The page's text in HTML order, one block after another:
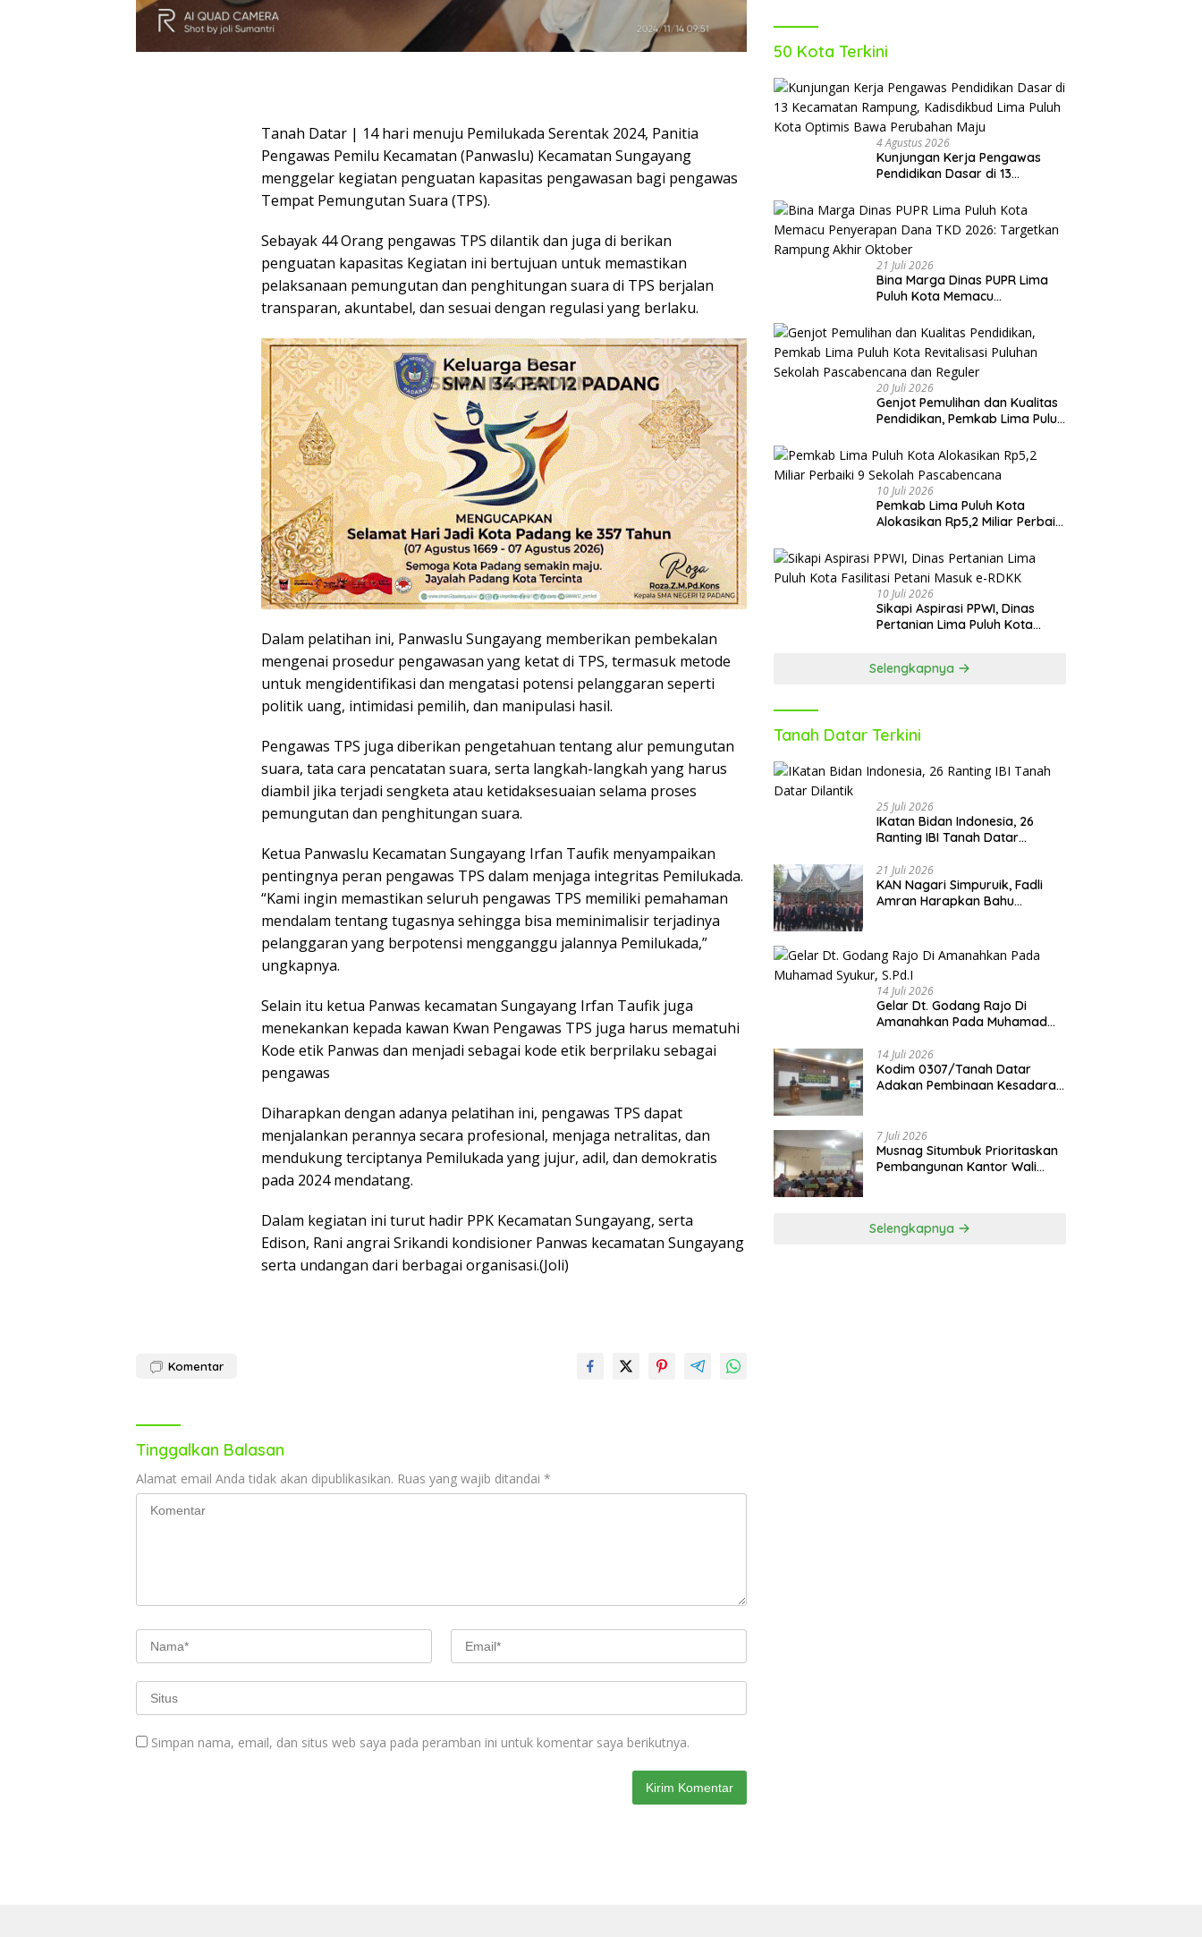
Tanah Datar | 14 hari menuju Pemilukada Serentak 2024, Panitia
Pengawas Pemilu Kecamatan (Panwaslu) Kecamatan Sungayang
menggelar kegiatan penguatan kapasitas pengawasan bagi pengawas
Tempat Pemungutan Suara (TPS).
Sebayak 44 Orang pengawas TPS dilantik dan juga di berikan
penguatan kapasitas Kegiatan ini bertujuan untuk memastikan
pelaksanaan pemungutan dan penghitungan suara di TPS berjalan
transparan, akuntabel, dan sesuai dengan regulasi yang berlaku.
Dalam pelatihan ini, Panwaslu Sungayang memberikan pembekalan
mengenai prosedur pengawasan yang ketat di TPS, termasuk metode
untuk mengidentifikasi dan mengatasi potensi pelanggaran seperti
politik uang, intimidasi pemilih, dan manipulasi hasil.
Pengawas TPS juga diberikan pengetahuan tentang alur pemungutan
suara, tata cara pencatatan suara, serta langkah-langkah yang harus
diambil jika terjadi sengketa atau ketidaksesuaian selama proses
pemungutan dan penghitungan suara.
Ketua Panwaslu Kecamatan Sungayang Irfan Taufik menyampaikan
pentingnya peran pengawas TPS dalam menjaga integritas Pemilukada.
“Kami ingin memastikan seluruh pengawas TPS memiliki pemahaman
mendalam tentang tugasnya sehingga bisa meminimalisir terjadinya
pelanggaran yang berpotensi mengganggu jalannya Pemilukada,”
ungkapnya.
Selain itu ketua Panwas kecamatan Sungayang Irfan Taufik juga
menekankan kepada kawan Kwan Pengawas TPS juga harus mematuhi
Kode etik Panwas dan menjadi sebagai kode etik berprilaku sebagai
pengawas
Diharapkan dengan adanya pelatihan ini, pengawas TPS dapat
menjalankan perannya secara profesional, menjaga netralitas, dan
mendukung terciptanya Pemilukada yang jujur, adil, dan demokratis
pada 2024 mendatang.
Dalam kegiatan ini turut hadir PPK Kecamatan Sungayang, serta
Edison, Rani angrai Srikandi kondisioner Panwas kecamatan Sungayang
serta undangan dari berbagai organisasi.(Joli)
Komentar
Tinggalkan Balasan
Alamat email Anda tidak akan dipublikasikan. Ruas yang wajib ditandai *
Simpan nama, email, dan situs web saya pada peramban ini untuk komentar saya berikutnya.
50 Kota Terkini
4 Agustus 2026
Kunjungan Kerja Pengawas
Pendidikan Dasar di 13
Kadisdikbud Lima Puluh Kota
Optimis Bawa Perubahan Maju
21 Juli 2026
Bina Marga Dinas PUPR Lima
Puluh Kota Memacu
Targetkan Rampung Akhir
Oktober
20 Juli 2026
Genjot Pemulihan dan Kualitas
Pendidikan, Pemkab Lima Puluh
Sekolah Pascabencana dan
Reguler
10 Juli 2026
Pemkab Lima Puluh Kota
Alokasikan Rp5,2 Miliar Perbaiki
10 Juli 2026
Sikapi Aspirasi PPWI, Dinas
Pertanian Lima Puluh Kota
Selengkapnya
Tanah Datar Terkini
25 Juli 2026
IKatan Bidan Indonesia, 26
Ranting IBI Tanah Datar
21 Juli 2026
KAN Nagari Simpuruik, Fadli
Amran Harapkan Bahu
14 Juli 2026
Gelar Dt. Godang Rajo Di
Amanahkan Pada Muhamad
14 Juli 2026
Kodim 0307/Tanah Datar
Adakan Pembinaan Kesadaran
7 Juli 2026
Musnag Situmbuk Prioritaskan
Pembangunan Kantor Wali
Selengkapnya